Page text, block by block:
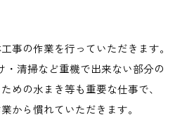
事の作業を行っていただきます。
・清掃など重機で出来ない部分の
めの水まき等も重要な仕事で、
から慣れていただきます。